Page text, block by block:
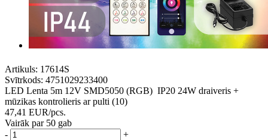
Artikuls: 17614S
Svītrkods: 4751029233400
LED Lenta 5m 12V SMD5050 (RGB) IP20 24W draiveris +
mūzikas kontrolieris ar pulti (10)
47,41 EUR/pcs.
Vairāk par 50 gab
-
+